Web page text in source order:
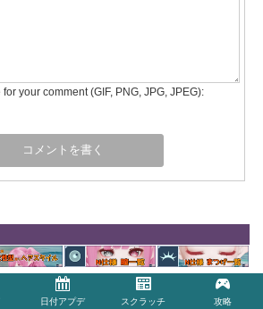
your comment (GIF, PNG, JPG, JPEG):
ヘアー一
(髪型)
瞳パターン一覧
(N仕様)
まつげ一覧(N仕
日付アプデ スクラッチ 攻略